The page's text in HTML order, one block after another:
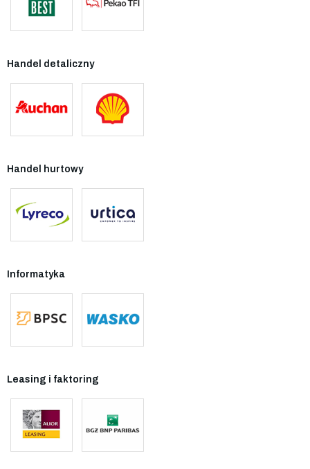
Handel detaliczny
Handel hurtowy
Informatyka
Leasing i faktoring